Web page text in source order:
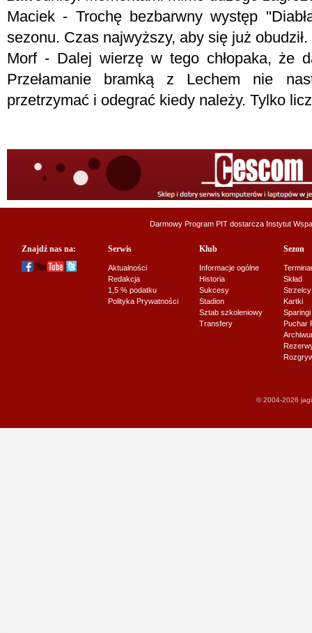
Maciek - Trochę bezbarwny występ
sezonu. Czas najwyższy, aby się już obudził.
Morf - Dalej wierzę w tego chłopaka, że
Przełamanie bramką z Lechem nie
przetrzymać i odegrać kiedy należy. Tylko
Darmowy Program PIT dostarcza Instytut
Znajdź nas na: Serwis
Aktualności
Redakcja
1,5 % podatku
Polityka Prywatności
Klub
Informacje ogólne
Historia
Sukcesy
Stadion
Sztab szkoleniowy
Transfery
Sezon
Skład
Strzelcy
Kartki
Sparingi
Puchar
© 2004-2026